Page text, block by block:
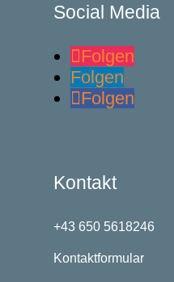
Social Media
Folgen
Folgen
Folgen
Kontakt
+43 650 5618246
Kontaktformular